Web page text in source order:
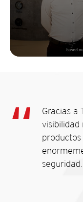
Gracias a
seguridad.